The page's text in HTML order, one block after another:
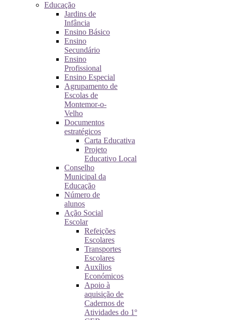
Educação
Jardins de
Infância
Ensino Básico
Ensino
Secundário
Ensino
Profissional
Ensino Especial
Agrupamento de
Escolas de
Montemor-o-
Velho
Documentos
estratégicos
Carta Educativa
Projeto
Educativo Local
Conselho
Municipal da
Educação
Número de
alunos
Ação Social
Escolar
Refeições
Escolares
Transportes
Escolares
Auxílios
Económicos
Apoio à
aquisição de
Cadernos de
Atividades do 1º